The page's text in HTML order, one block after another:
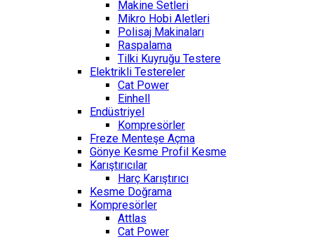
Makine Setleri
Mikro Hobi Aletleri
Polisaj Makinaları
Raspalama
Tilki Kuyruğu Testere
Elektrikli Testereler
Cat Power
Einhell
Endüstriyel
Kompresörler
Freze Menteşe Açma
Gönye Kesme Profil Kesme
Karıştırıcılar
Harç Karıştırıcı
Kesme Doğrama
Kompresörler
Attlas
Cat Power